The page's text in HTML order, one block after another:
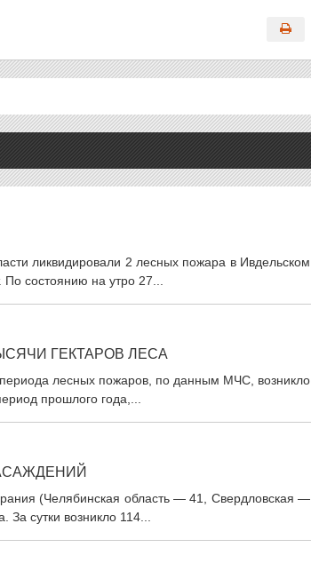
ликвидировали 2 лесных пожара в Ивдельском
состоянию на утро 27...
ГЕКТАРОВ ЛЕСА
лесных пожаров, по данным МЧС, возникло
прошлого года,...
(Челябинская область — 41, Свердловская —
сутки возникло 114...